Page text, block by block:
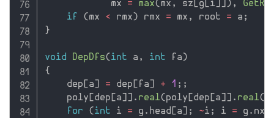
            mx
= max(mx , sz [g [i] ] ) ,
if
(mx < rmx) rmx = mx , root = a ;
}
void DepDfs(int a , int fa)
{
    dep
[a] = dep [ fa] + 1 ; ;
    poly
[dep [a] ] . real(poly [dep [a] ] . real(
for
(int i = g . head [a] ; ~i ; i = g . nxt